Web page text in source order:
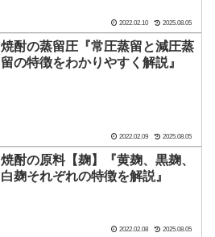
2022.02.10 2025.08.05
焼酎の蒸留圧『常圧蒸留と減圧蒸
留の特徴をわかりやすく解説』
2022.02.09 2025.08.05
焼酎の原料【麹】『黄麹、黒麹、
白麹それぞれの特徴を解説』
2022.02.08 2025.08.05